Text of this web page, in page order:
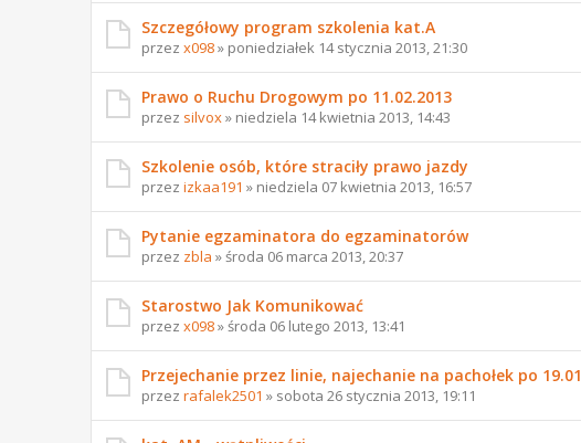
Szczegółowy program szkolenia kat.A
przez x098» poniedziałek 14 stycznia 2013, 21:30
Prawo o Ruchu Drogowym po 11.02.2013
przez silvox» niedziela 14 kwietnia 2013, 14:43
Szkolenie osób, które straciły prawo jazdy
przez izkaa191 » niedziela 07 kwietnia 2013, 16:57
Pytanie egzaminatora do egzaminatorów
przez zbla » środa 06 marca 2013, 20:37
Starostwo Jak Komunikować
przez x098» środa 06 lutego 2013, 13:41
Przejechanie przez linie, najechanie na pachołek po 19.01
przez rafalek2501 » sobota 26 stycznia 2013, 19:11